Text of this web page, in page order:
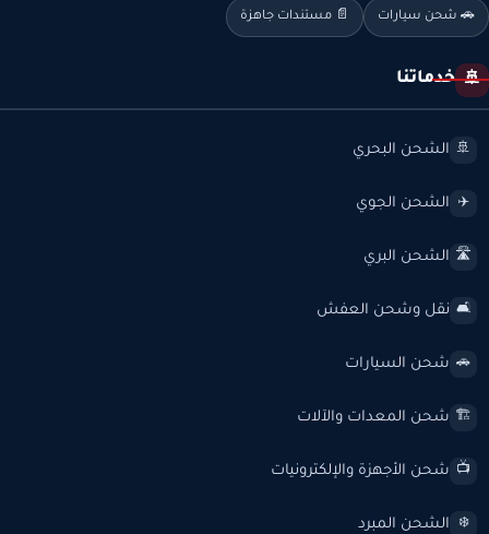
🚗 شحن سيارات 📄 مستندات جاهزة
🚢 خدماتنا
🚢 الشحن البحري
✈️ الشحن الجوي
🛣️ الشحن البري
🛋️ نقل وشحن العفش
🚗 شحن السيارات
🏗️ شحن المعدات والآلات
📺 شحن الأجهزة والإلكترونيات
❄️ الشحن المبرد